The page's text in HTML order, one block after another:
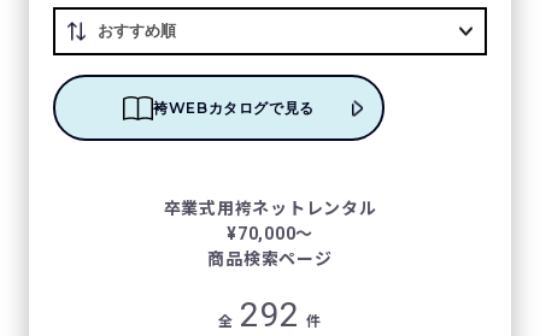
袴WEBカタログで見る
卒業式⽤袴ネットレンタル
¥70,000〜
商品検索ページ
全 292 件